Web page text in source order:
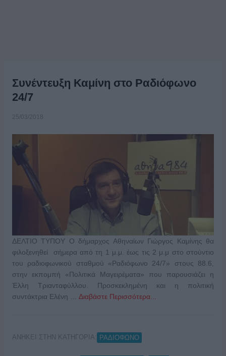
Συνέντευξη Καμίνη στο Ραδιόφωνο
24/7
25/03/2018
ΔΕΛΤΙΟ ΤΥΠΟΥ Ο δήμαρχος Αθηναίων Γιώργος Καμίνης θα
φιλοξενηθεί σήμερα από τη 1 μ.μ. έως τις 2 μ.μ στο στούντιο
του ραδιοφωνικού σταθμού «Ραδιόφωνο 24/7» στους 88.6,
στην εκπομπή «Πολιτικά Μαγειρέματα» που παρουσιάζει η
Έλλη Τριανταφύλλου. Προσκεκλημένη και η πολιτική
συντάκτρια Ελένη … Διαβάστε Περισσότερα...
ΑΝΗΚΕΙ ΣΤΗΝ ΚΑΤΗΓΟΡΙΑ: ΡΑΔΙΟΦΩΝΟ